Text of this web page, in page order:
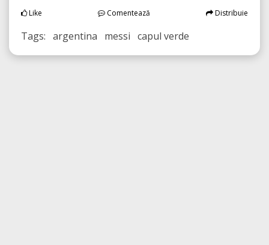
Like Comentează Distribuie
Tags: argentina messi capul verde